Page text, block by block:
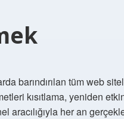
barındırılan tüm web
kısıtlama, yeniden
her an